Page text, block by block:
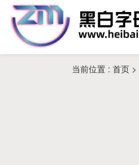
当前位置 : 首页 >